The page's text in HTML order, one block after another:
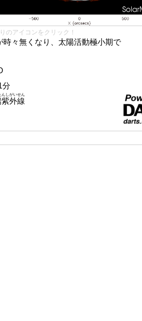
のアイコンをクリック！
時々無くなり、太陽活動極小期で
分
外線
んしがいせん